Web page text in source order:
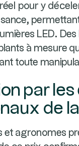
pour y
LED.
à mesure
toute
par
de
et agronomes